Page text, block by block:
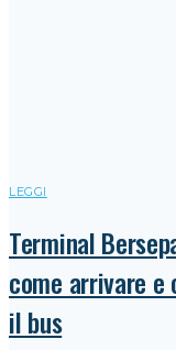
LEGGI
Terminal
come arrivare e
il bus